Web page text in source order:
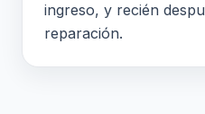
ingreso, y recién
reparación.